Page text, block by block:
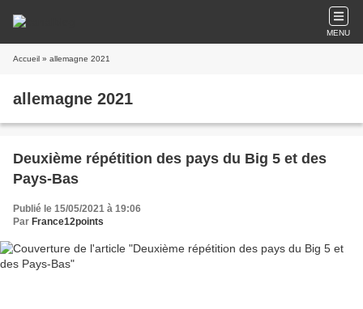
MENU
Accueil » allemagne 2021
allemagne 2021
Deuxième répétition des pays du Big 5 et des
Pays-Bas
Publié le 15/05/2021 à 19:06
Par France12points